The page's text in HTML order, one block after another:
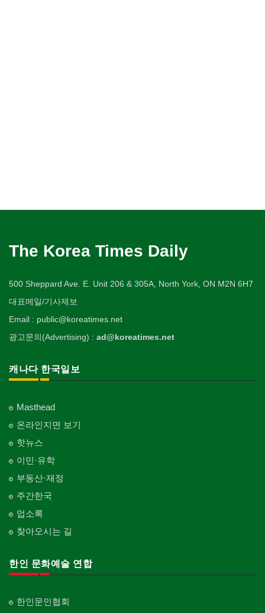
The Korea Times Daily
500 Sheppard Ave. E. Unit 206 & 305A, North York, ON M2N 6H7
대표메일/기사제보
Email : public@koreatimes.net
광고문의(Advertising) : ad@koreatimes.net
캐나다 한국일보
Masthead
온라인지면 보기
핫뉴스
이민·유학
부동산·재정
주간한국
업소록
찾아오시는 길
한인 문화예술 연합
한인문인협회